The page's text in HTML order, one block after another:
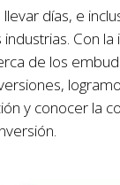
días, e
Con
de los
y conocer la